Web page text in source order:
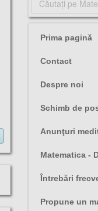
Prima pagină
Contact
Despre noi
Schimb de
Anunţuri
Matematica -
Întrebări
Propune un